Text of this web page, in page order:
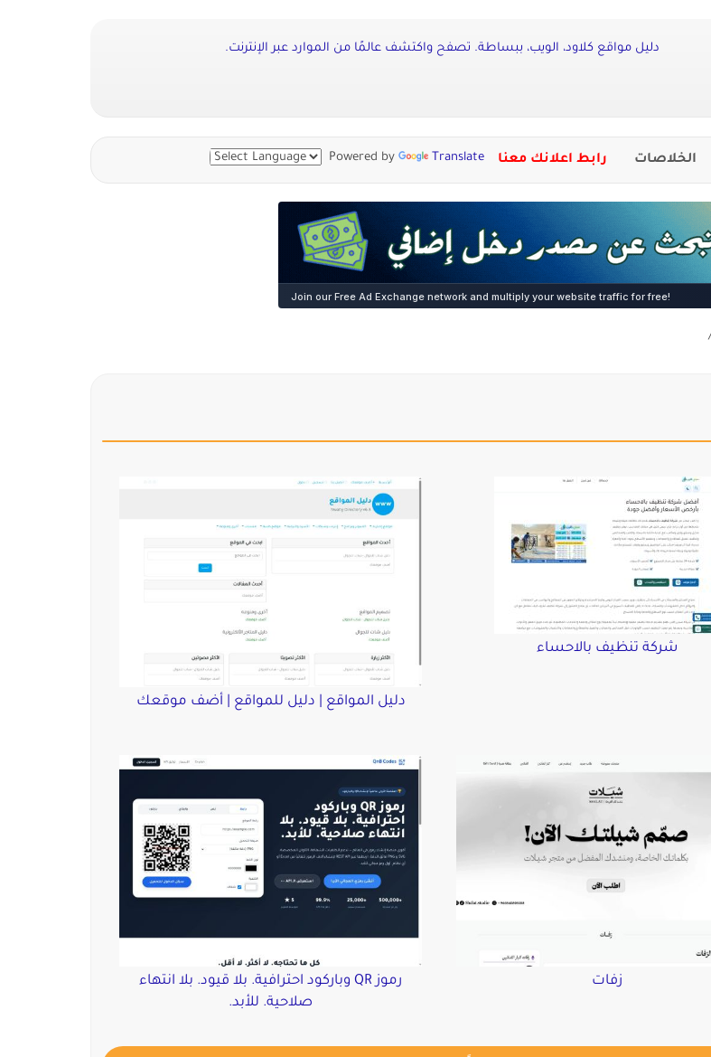
دليل مواقع كلاود، الويب، ببساطة. تصفح واكتشف عالمًا من الموارد عبر الإنترنت.
الخلاصات رابط اعلانك معنا Powered by Translate
شركة تنظيف بالاحساء
دليل المواقع | دليل للمواقع | أضف موقعك
زفات
رموز QR وباركود احترافية. بلا قيود. بلا انتهاء
صلاحية. للأبد.